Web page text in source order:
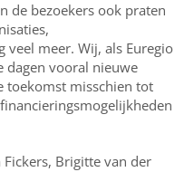
de bezoekers ook praten
meer. Wij, als Euregio
dagen vooral nieuwe
toekomst misschien tot
Fickers, Brigitte van der